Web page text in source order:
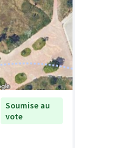
Soumise au
vote